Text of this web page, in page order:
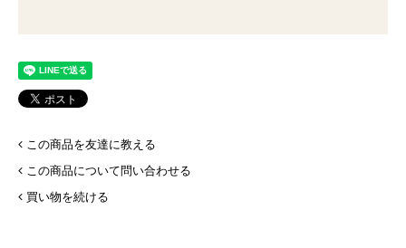
この商品を友達に教える
この商品について問い合わせる
買い物を続ける